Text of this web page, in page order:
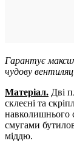
Гарантує
чудову
Матеріал. Дві
склеєні та
навколишнього
смугами
міддю.